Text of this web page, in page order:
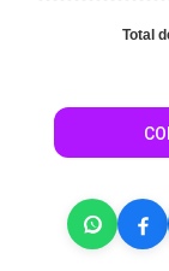
Total